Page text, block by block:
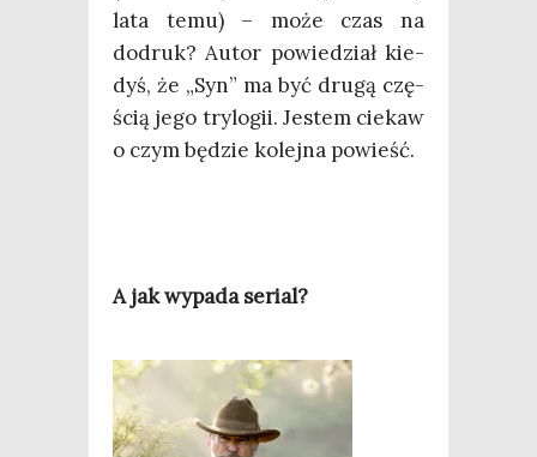
lata temu) – może czas na
dodruk? Autor powie­dział kie­
dyś, że „Syn” ma być dru­gą czę­
ścią jego try­lo­gii. Jestem cie­kaw
o czym będzie kolej­na powieść.
A jak wypa­da serial?